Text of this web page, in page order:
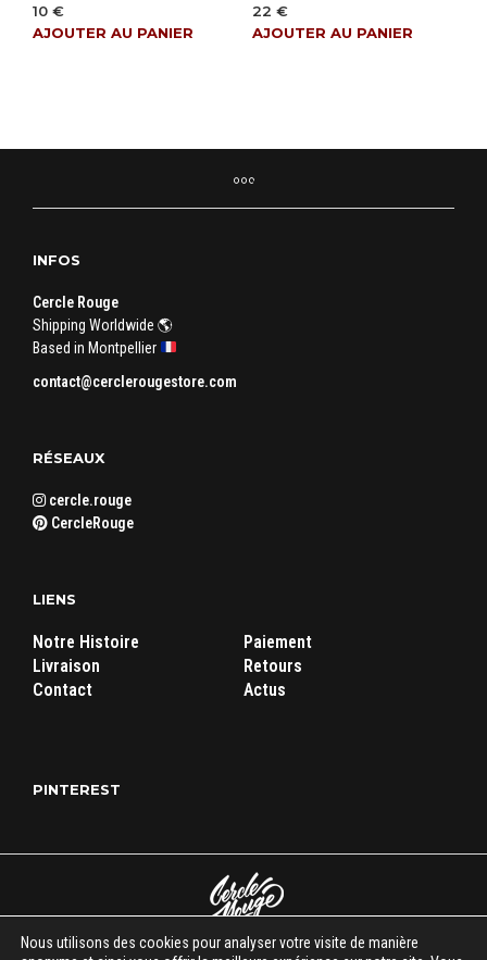
10 €
AJOUTER AU PANIER
22 €
AJOUTER AU PANIER
INFOS
Cercle Rouge
Shipping Worldwide 🌎
Based in Montpellier
contact@cerclerougestore.com
RÉSEAUX
cercle.rouge
CercleRouge
LIENS
Notre Histoire
Livraison
Contact
Paiement
Retours
Actus
PINTEREST
Nous utilisons des cookies pour analyser votre visite de manière